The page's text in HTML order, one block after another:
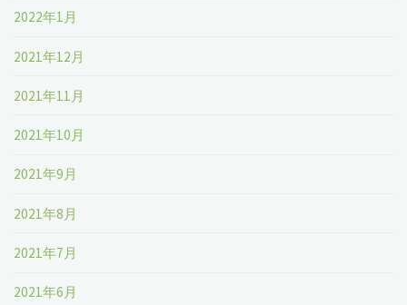
2022年1月
2021年12月
2021年11月
2021年10月
2021年9月
2021年8月
2021年7月
2021年6月